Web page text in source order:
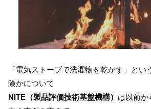
「電気ストーブで洗濯物を乾かす」とい
険かについて
NITE（製品評価技術基盤機構） は以前か